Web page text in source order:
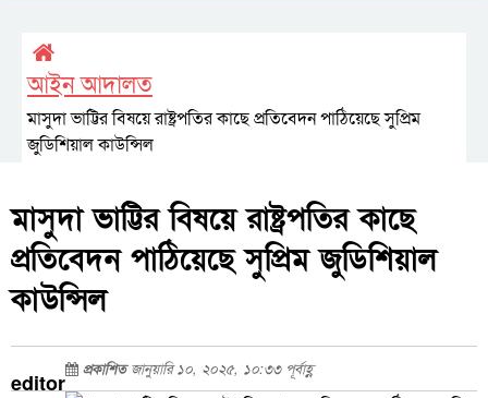
আইন আদালত
মাসুদা ভাট্টির বিষয়ে রাষ্ট্রপতির কাছে প্রতিবেদন পাঠিয়েছে সুপ্রিম
জুডিশিয়াল কাউন্সিল
মাসুদা ভাট্টির বিষয়ে রাষ্ট্রপতির কাছে
প্রতিবেদন পাঠিয়েছে সুপ্রিম জুডিশিয়াল
কাউন্সিল
editor
প্রকাশিতজানুয়ারি ১০, ২০২৫, ১০:৩৩ পূর্বাহ্ণ